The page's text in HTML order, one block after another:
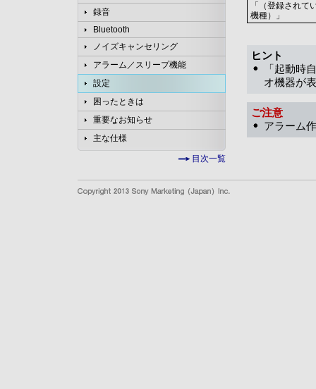
録音
Bluetooth
ノイズキャンセリング
アラーム／スリープ機能
設定
困ったときは
重要なお知らせ
主な仕様
目次一覧
「（登録されて
機種）」
ヒント
「起動時
オ機器が
ご注意
アラーム